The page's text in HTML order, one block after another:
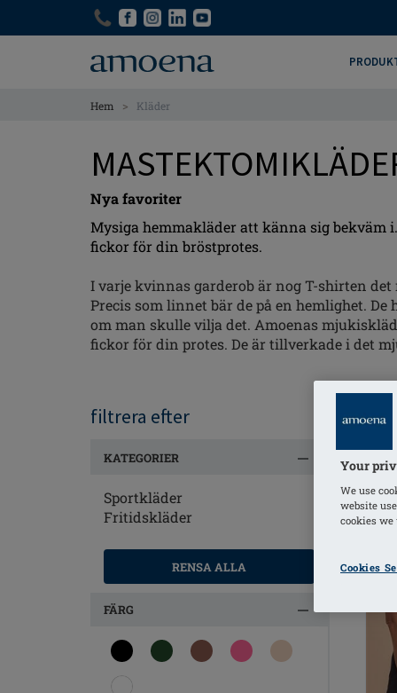
Hem > Kläder
Nya favoriter
Mysiga hemmakläder att känna sig
fickor för din bröstprotes.
I varje kvinnas garderob är nog T-shirten
Precis som linnet bär de på en hemlighet.
om man skulle vilja det. Amoenas
fickor för din protes. De är tillverkade i det
filtrera efter
KATEGORIER
Sportkläder
Fritidskläder
RENSA ALLA
FÄRG
Your
We use
website
cookies we
Cookies